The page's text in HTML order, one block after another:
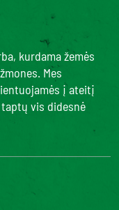
kurdama žemės
Mes
į ateitį
vis didesnė